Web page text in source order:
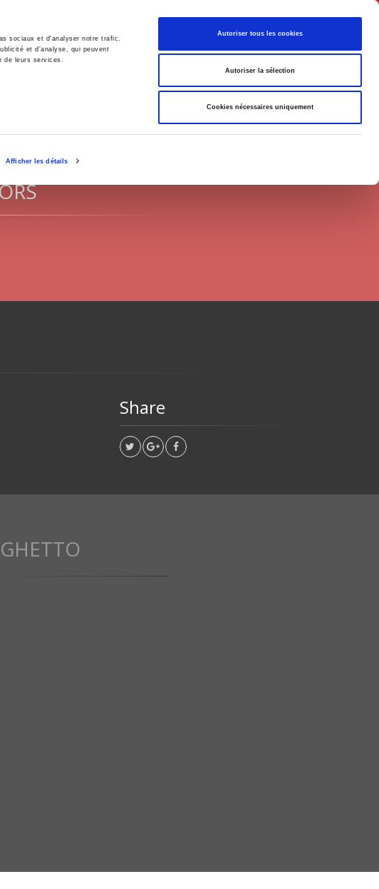
sociaux et d'analyser notre trafic.
et d'analyse, qui peuvent
de leurs services.
Afficher les détails
Autoriser tous les cookies
Autoriser la sélection
Cookies nécessaires uniquement
English
Politics
Share